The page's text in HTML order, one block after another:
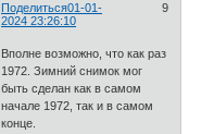
Поделиться 9
01-01-
2024 23:26:10
Вполне возможно, что как раз
1972. Зимний снимок мог
быть сделан как в самом
начале 1972, так и в самом
конце.